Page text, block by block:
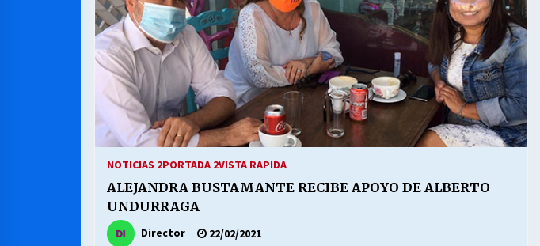
NOTICIAS 2PORTADA 2VISTA RAPIDA
ALEJANDRA BUSTAMANTE RECIBE APOYO DE ALBERTO
UNDURRAGA
Director 22/02/2021